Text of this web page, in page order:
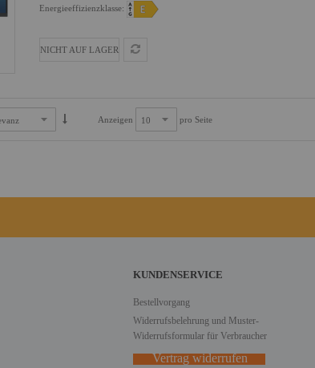
Energieeffizienzklasse:
NICHT AUF LAGER
Anzeigen pro Seite
KUNDENSERVICE
Bestellvorgang
Widerrufsbelehrung und Muster-
Widerrufsformular für Verbraucher
Vertrag widerrufen